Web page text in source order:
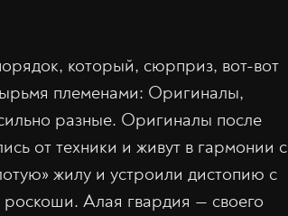
который, сюрприз, вот-вот
племенами: Оригиналы,
разные. Оригиналы после
от техники и живут в гармонии с
жилу и устроили дистопию с
Алая гвардия — своего